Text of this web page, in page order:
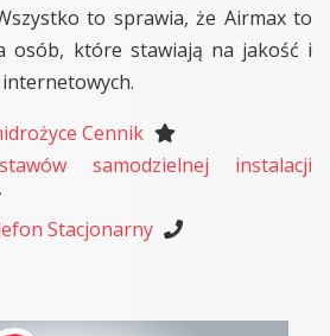
to sprawia, że Airmax to
osób, które stawiają na jakość i
Cennik
samodzielnej instalacji
Stacjonarny